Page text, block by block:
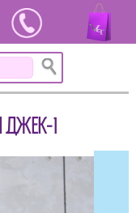
ДЖЕК-1